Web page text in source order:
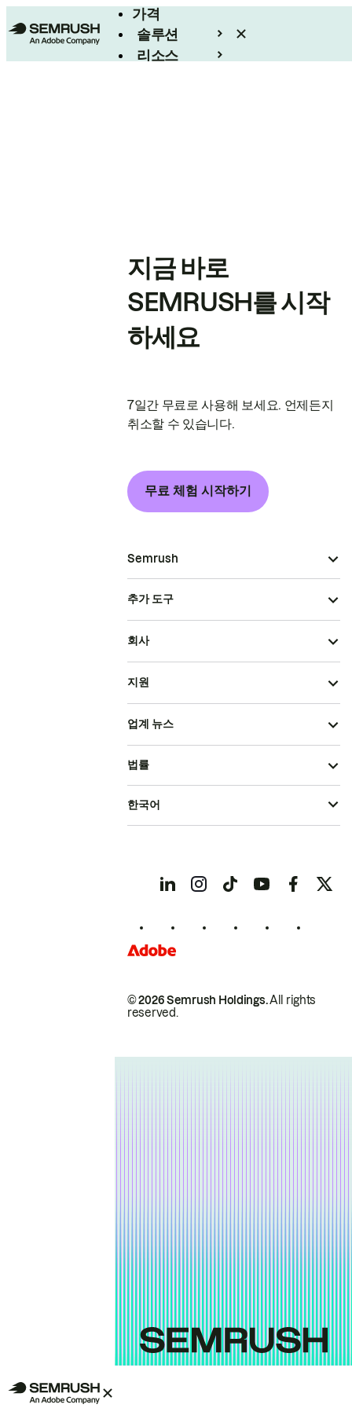
가격
솔루션
리소스
지금 바로
SEMRUSH를 시작
하세요
7일간 무료로 사용해 보세요. 언제든지
취소할 수 있습니다.
무료 체험 시작하기
Semrush
추가 도구
회사
지원
업계 뉴스
© 2026 Semrush Holdings.All rights
reserved.
법률
한국어